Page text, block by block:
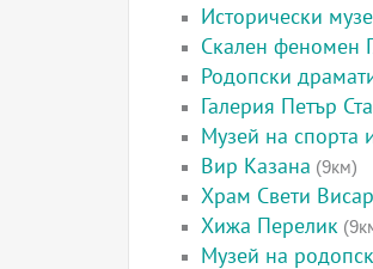
Исторически
Скален феномен
Родопски
Галерия Петър
Музей на спорта
Вир Казана (9км)
Храм Свети
Хижа Перелик
Музей на